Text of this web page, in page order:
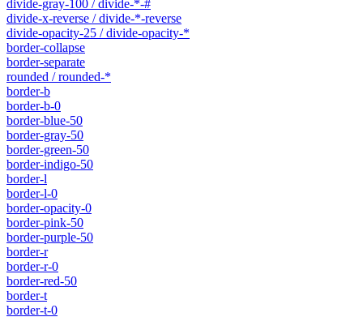
divide-gray-100 / divide-*-#
divide-x-reverse / divide-*-reverse
divide-opacity-25 / divide-opacity-*
border-collapse
border-separate
rounded / rounded-*
border-b
border-b-0
border-blue-50
border-gray-50
border-green-50
border-indigo-50
border-l
border-l-0
border-opacity-0
border-pink-50
border-purple-50
border-r
border-r-0
border-red-50
border-t
border-t-0